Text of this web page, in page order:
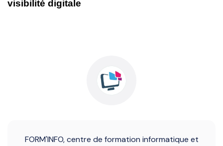
visibilité digitale
FORM'INFO, centre de formation informatique et